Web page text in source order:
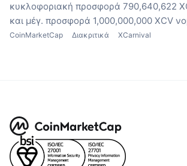
κυκλοφοριακή προσφορά 790,640,622
και μέγ. προσφορά 1,000,000,000 XCV
CoinMarketCap Διακριτικά XCarnival